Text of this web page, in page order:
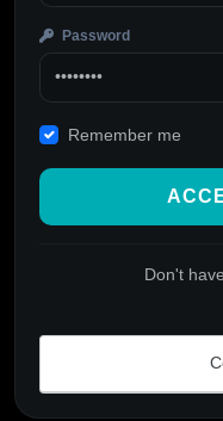
Password
Remember me
Don't